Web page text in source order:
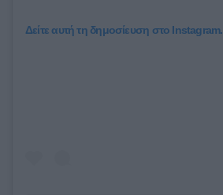
Δείτε αυτή τη δημοσίευση στο Instagram.